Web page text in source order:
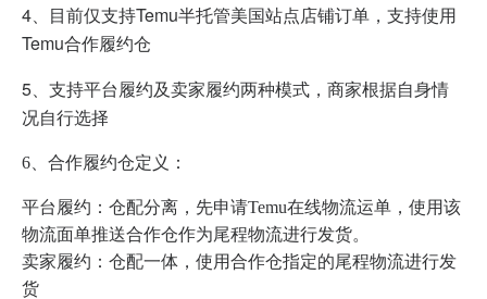
4、目前仅支持Temu半托管美国站点店铺订单，支持使用
Temu合作履约仓
5、支持平台履约及卖家履约两种模式，商家根据自身情
况自行选择
6、合作履约仓定义：
平台履约：仓配分离，先申请Temu在线物流运单，使用该
物流面单推送合作仓作为尾程物流进行发货。
卖家履约：仓配一体，使用合作仓指定的尾程物流进行发
货